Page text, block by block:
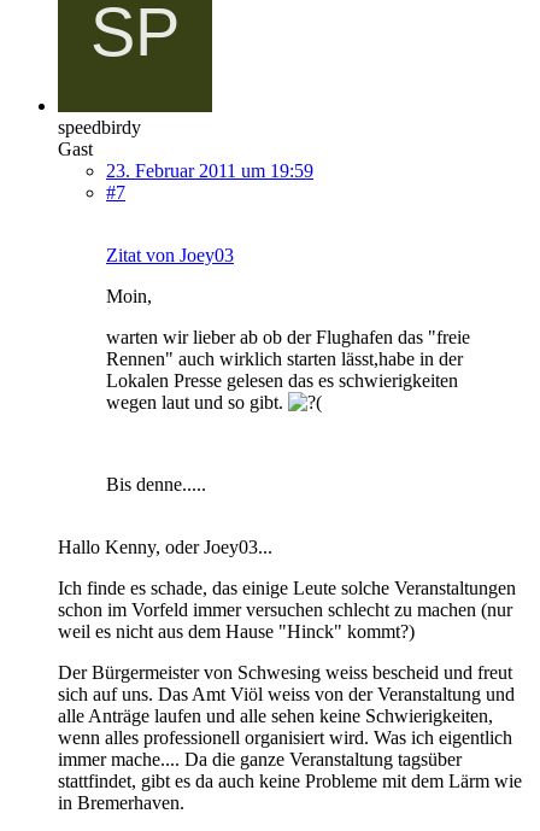
speedbirdy
Gast
23. Februar 2011 um 19:59
#7
Zitat von Joey03
Moin,
warten wir lieber ab ob der Flughafen das "freie
Rennen" auch wirklich starten lässt,habe in der
Lokalen Presse gelesen das es schwierigkeiten
wegen laut und so gibt.
Bis denne.....
Hallo Kenny, oder Joey03...
Ich finde es schade, das einige Leute solche Veranstaltungen
schon im Vorfeld immer versuchen schlecht zu machen (nur
weil es nicht aus dem Hause "Hinck" kommt?)
Der Bürgermeister von Schwesing weiss bescheid und freut
sich auf uns. Das Amt Viöl weiss von der Veranstaltung und
alle Anträge laufen und alle sehen keine Schwierigkeiten,
wenn alles professionell organisiert wird. Was ich eigentlich
immer mache.... Da die ganze Veranstaltung tagsüber
stattfindet, gibt es da auch keine Probleme mit dem Lärm wie
in Bremerhaven.